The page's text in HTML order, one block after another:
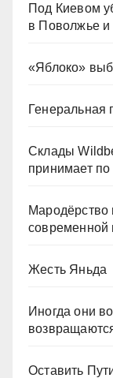
Под Киевом
в Поволжье и
«Яблоко»
Генеральная
Склады
принимает по
Мародёрство
современной
Жесть Яньда
Иногда они
Оставить